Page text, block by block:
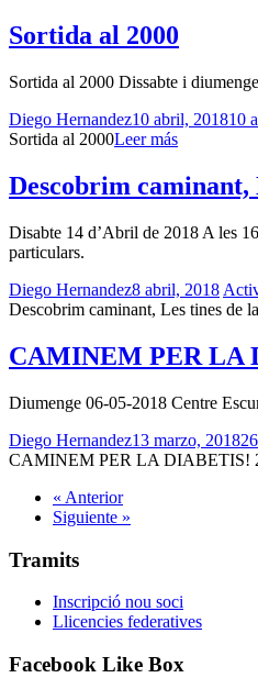
Sortida al 2000
Sortida al 2000 Dissabte i
Diego Hernandez10 abril, 201810
Sortida al 2000Leer más
Descobrim caminant,
Disabte 14 d’Abril de 2018 A les
particulars.
Diego Hernandez8 abril, 2018
Descobrim caminant, Les tines de
CAMINEM PER LA
Diumenge 06-05-2018 Centre
Diego Hernandez13 marzo, 2018
CAMINEM PER LA DIABETIS!
« Anterior
Siguiente »
Tramits
Inscripció nou soci
Llicencies federatives
Facebook Like Box